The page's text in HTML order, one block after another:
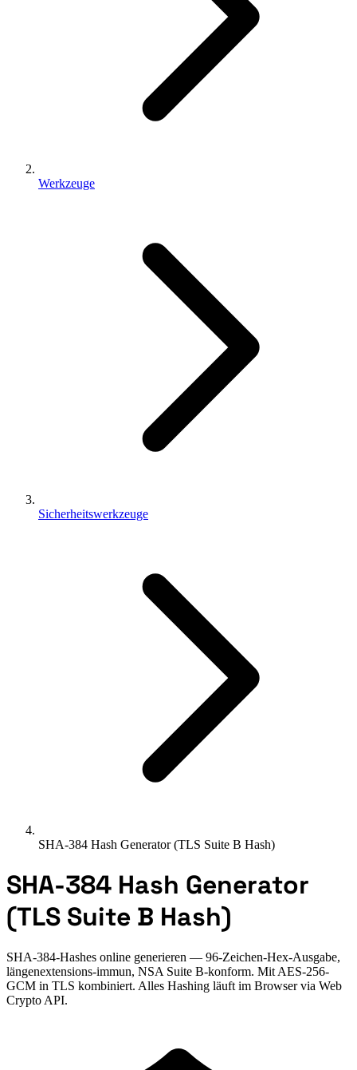
Werkzeuge
Sicherheitswerkzeuge
SHA-384 Hash Generator (TLS Suite B Hash)
SHA-384 Hash Generator
(TLS Suite B Hash)
SHA-384-Hashes online generieren — 96-Zeichen-Hex-Ausgabe,
längenextensions-immun, NSA Suite B-konform. Mit AES-256-
GCM in TLS kombiniert. Alles Hashing läuft im Browser via Web
Crypto API.